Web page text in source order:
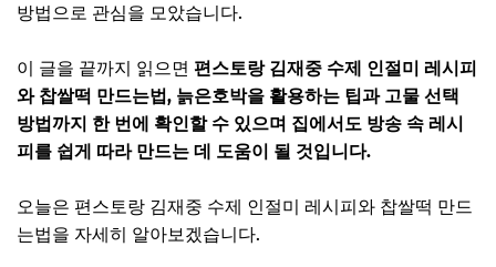
방법으로 관심을 모았습니다.
이 글을 끝까지 읽으면 편스토랑 김재중 수제 인절미 레시피
와 찹쌀떡 만드는법, 늙은호박을 활용하는 팁과 고물 선택
방법까지 한 번에 확인할 수 있으며 집에서도 방송 속 레시
피를 쉽게 따라 만드는 데 도움이 될 것입니다.
오늘은 편스토랑 김재중 수제 인절미 레시피와 찹쌀떡 만드
는법을 자세히 알아보겠습니다.